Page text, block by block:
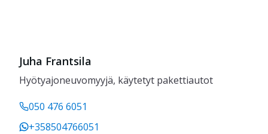
Juha Frantsila
Hyötyajoneuvomyyjä, käytetyt pakettiautot
050 476 6051
+358504766051